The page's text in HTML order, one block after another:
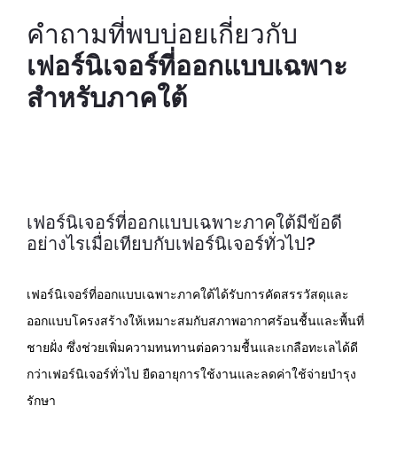
คำถามที่พบบ่อยเกี่ยวกับ
เฟอร์นิเจอร์ที่ออกแบบเฉพาะ
สำหรับภาคใต้
เฟอร์นิเจอร์ที่ออกแบบเฉพาะภาคใต้มีข้อดี
อย่างไรเมื่อเทียบกับเฟอร์นิเจอร์ทั่วไป?
เฟอร์นิเจอร์ที่ออกแบบเฉพาะภาคใต้ได้รับการคัดสรรวัสดุและ
ออกแบบโครงสร้างให้เหมาะสมกับสภาพอากาศร้อนชื้นและพื้นที่
ชายฝั่ง ซึ่งช่วยเพิ่มความทนทานต่อความชื้นและเกลือทะเลได้ดี
กว่าเฟอร์นิเจอร์ทั่วไป ยืดอายุการใช้งานและลดค่าใช้จ่ายบำรุง
รักษา